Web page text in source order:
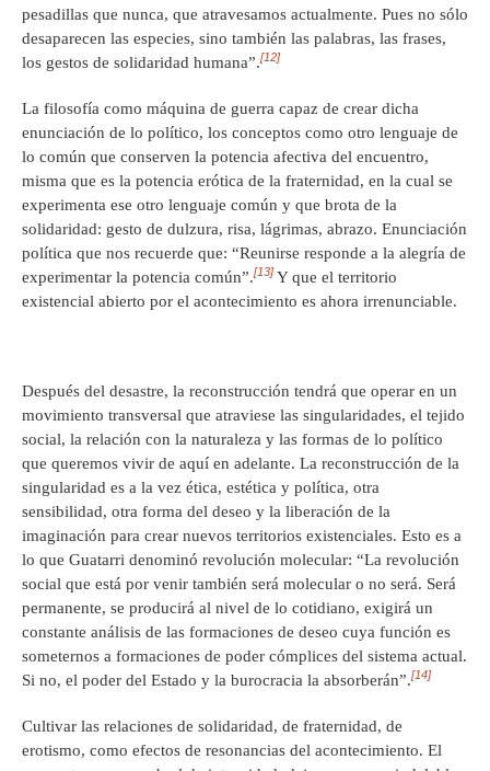
pesadillas que nunca, que atravesamos actualmente. Pues no sólo
desaparecen las especies, sino también las palabras, las frases,
los gestos de solidaridad humana”.[12]
La filosofía como máquina de guerra capaz de crear dicha
enunciación de lo político, los conceptos como otro lenguaje de
lo común que conserven la potencia afectiva del encuentro,
misma que es la potencia erótica de la fraternidad, en la cual se
experimenta ese otro lenguaje común y que brota de la
solidaridad: gesto de dulzura, risa, lágrimas, abrazo. Enunciación
política que nos recuerde que: “Reunirse responde a la alegría de
experimentar la potencia común”.[13] Y que el territorio
existencial abierto por el acontecimiento es ahora irrenunciable.
Después del desastre, la reconstrucción tendrá que operar en un
movimiento transversal que atraviese las singularidades, el tejido
social, la relación con la naturaleza y las formas de lo político
que queremos vivir de aquí en adelante. La reconstrucción de la
singularidad es a la vez ética, estética y política, otra
sensibilidad, otra forma del deseo y la liberación de la
imaginación para crear nuevos territorios existenciales. Esto es a
lo que Guatarri denominó revolución molecular: “La revolución
social que está por venir también será molecular o no será. Será
permanente, se producirá al nivel de lo cotidiano, exigirá un
constante análisis de las formaciones de deseo cuya función es
someternos a formaciones de poder cómplices del sistema actual.
Si no, el poder del Estado y la burocracia la absorberán”.[14]
Cultivar las relaciones de solidaridad, de fraternidad, de
erotismo, como efectos de resonancias del acontecimiento. El